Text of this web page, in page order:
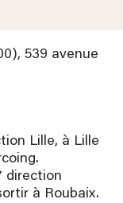
539 avenue
Lille, à Lille
direction
à Roubaix.